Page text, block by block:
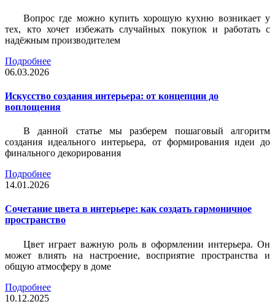
Вопрос где можно купить хорошую кухню возникает у
тех, кто хочет избежать случайных покупок и работать с
надёжным производителем
Подробнее
06.03.2026
Искусство создания интерьера: от концепции до
воплощения
В данной статье мы разберем пошаговый алгоритм
создания идеального интерьера, от формирования идеи до
финального декорирования
Подробнее
14.01.2026
Сочетание цвета в интерьере: как создать гармоничное
пространство
Цвет играет важную роль в оформлении интерьера. Он
может влиять на настроение, восприятие пространства и
общую атмосферу в доме
Подробнее
10.12.2025